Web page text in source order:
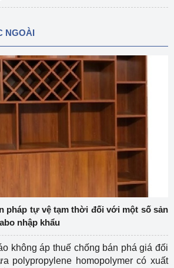
NGOÀI
pháp tự vệ tạm thời đối với một số sản
nhập khẩu
không áp thuế chống bán phá giá đối
polypropylene homopolymer có xuất